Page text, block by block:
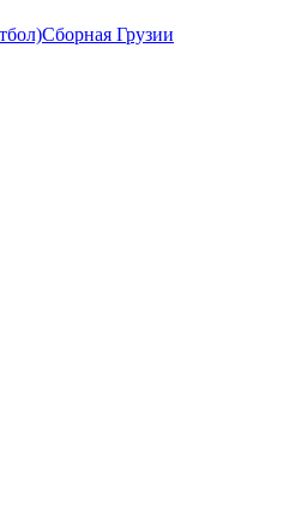
Сборная Грузии